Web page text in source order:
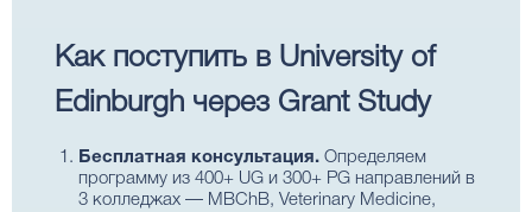
Как поступить в University of
Edinburgh через Grant Study
Бесплатная консультация. Определяем
программу из 400+ UG и 300+ PG направлений в
3 колледжах — MBChB, Veterinary Medicine,